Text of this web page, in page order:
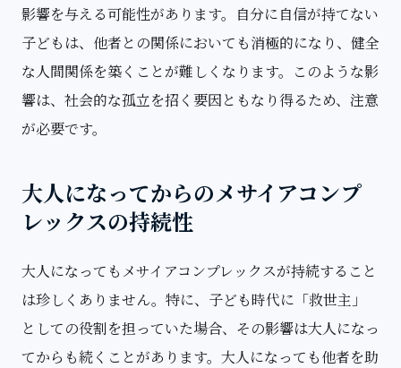
影響を与える可能性があります。自分に自信が持てない
子どもは、他者との関係においても消極的になり、健全
な人間関係を築くことが難しくなります。このような影
響は、社会的な孤立を招く要因ともなり得るため、注意
が必要です。
大人になってからのメサイアコンプ
レックスの持続性
大人になってもメサイアコンプレックスが持続すること
は珍しくありません。特に、子ども時代に「救世主」
としての役割を担っていた場合、その影響は大人になっ
てからも続くことがあります。大人になっても他者を助